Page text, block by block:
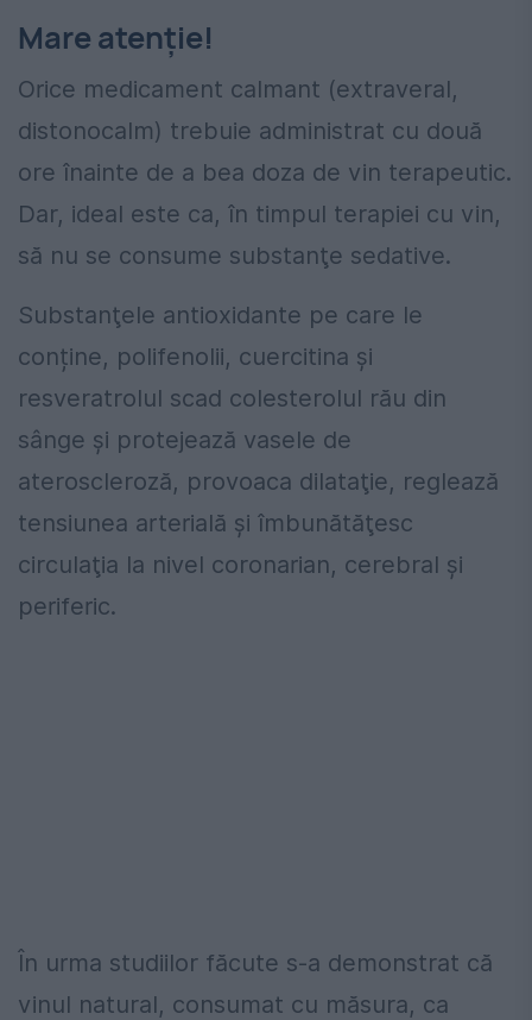
Mare atenţie!
Orice medicament calmant (extraveral,
distonocalm) trebuie administrat cu două
ore înainte de a bea doza de vin terapeutic.
Dar, ideal este ca, în timpul terapiei cu vin,
să nu se consume substanţe sedative.
Substanţele antioxidante pe care le
conține, polifenolii, cuercitina şi
resveratrolul scad colesterolul rău din
sânge şi protejează vasele de
ateroscleroză, provoaca dilataţie, reglează
tensiunea arterială şi îmbunătăţesc
circulaţia la nivel coronarian, cerebral şi
periferic.
În urma studiilor făcute s-a demonstrat că
vinul natural, consumat cu măsura, ca